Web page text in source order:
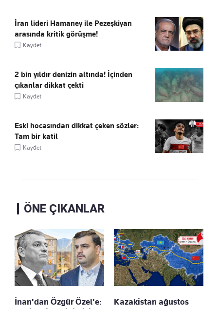
İran lideri Hamaney ile Pezeşkiyan
arasında kritik görüşme!
Kaydet
2 bin yıldır denizin altında! İçinden
çıkanlar dikkat çekti
Kaydet
Eski hocasından dikkat çeken sözler:
Tam bir katil
Kaydet
ÖNE ÇIKANLAR
İnan'dan Özgür Özel'e:
Kazakistan ağustos